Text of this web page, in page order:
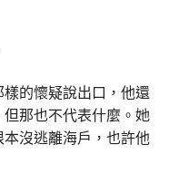
的懷疑說出口，他還
那也不代表什麼。她
沒逃離海戶，也許他